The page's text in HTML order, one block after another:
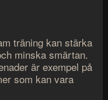
träning kan stärka
minska smärtan.
är exempel på
som kan vara